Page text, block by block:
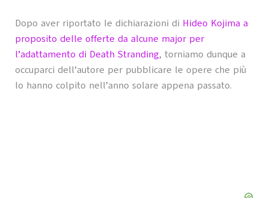
Dopo aver riportato le dichiarazioni di Hideo Kojima a
proposito delle offerte da alcune major per
l’adattamento di Death Stranding, torniamo dunque a
occuparci dell’autore per pubblicare le opere che più
lo hanno colpito nell’anno solare appena passato.